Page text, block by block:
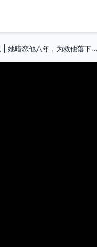
秦琛琛＆张诗媛 | 她暗恋他八年，为救他落下一身病，产检那天，他却搂着别的女人，她彻底心死，从今往后，好好爱自己，渣男不要了！[MULTI SUB | FULL] #MiniDrama #精彩大陆短剧